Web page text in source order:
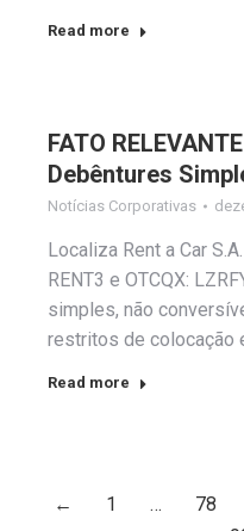
Read more
FATO
Debêntures
Notícias Corporativas
Localiza Rent a Car
RENT3 e OTCQX:
simples, não
restritos de colocação
Read more
← 1 … 78